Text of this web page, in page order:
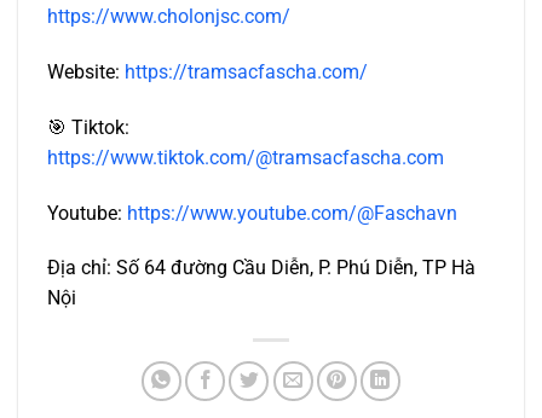
https://www.cholonjsc.com/
Website: https://tramsacfascha.com/
🎯 Tiktok:
https://www.tiktok.com/@tramsacfascha.com
Youtube: https://www.youtube.com/@Faschavn
Địa chỉ: Số 64 đường Cầu Diễn, P. Phú Diễn, TP Hà
Nội